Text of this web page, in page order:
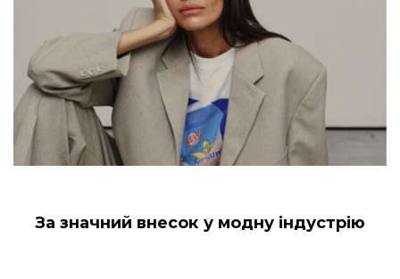
За значний внесок у модну індустрію